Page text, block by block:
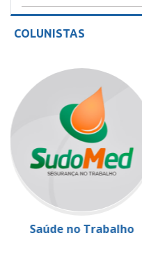
COLUNISTAS
Saúde no Trabalho